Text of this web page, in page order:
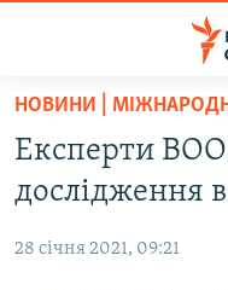
Перейти
основного
матеріалу
до
ВСЕ ЗА ДОБУ
ПОЛІТИКА
ВІЙНА
НОВИНИ |
Експерти
дослідження
28 січня 2021, 09:21